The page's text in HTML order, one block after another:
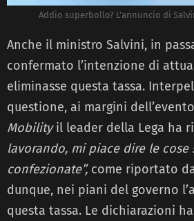
Addio superbollo? L’annuncio di
Anche il ministro Salvini, in
confermato l’intenzione di
eliminasse questa tassa.
questione, ai margini dell’evento
Mobilityil leader della Lega ha
lavorando, mi piace dire le
confezionate”, come riportato
dunque, nei piani del governo
questa tassa. Le dichiarazioni